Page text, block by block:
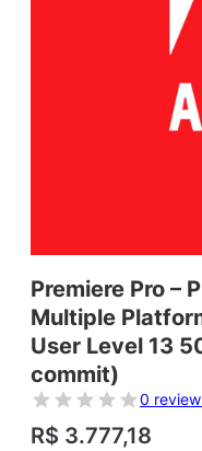
Premiere Pro –
Multiple
User Level 13
commit)
0
R$ 3.777,18